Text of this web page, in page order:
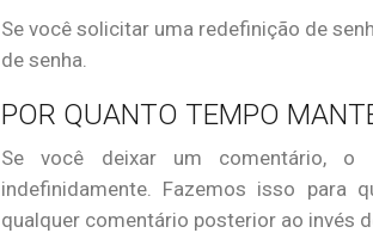
Se você solicitar uma redefinição de
de senha.
POR QUANTO TEMPO
Se você deixar um comentário, o
indefinidamente. Fazemos isso para
qualquer comentário posterior ao invés